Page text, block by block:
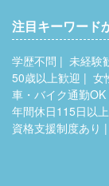
注目キーワード
学歴不問 未経験
50歳以上歓迎
女
車・バイク通勤OK
年間休日115日以上
資格支援制度あり